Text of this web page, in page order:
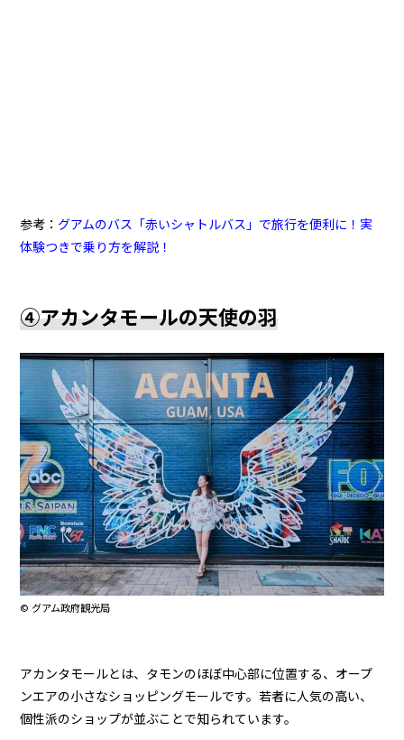
参考： グアムのバス「赤いシャトルバス」で旅行を便利に！実
体験つきで乗り方を解説！
④アカンタモールの天使の羽
© グアム政府観光局
アカンタモールとは、タモンのほぼ中心部に位置する、オープ
ンエアの小さなショッピングモールです。若者に人気の高い、
個性派のショップが並ぶことで知られています。